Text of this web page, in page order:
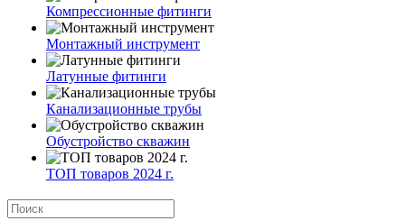
Компрессионные фитинги
Монтажный инструмент
Латунные фитинги
Канализационные трубы
Обустройство скважин
ТОП товаров 2024 г.